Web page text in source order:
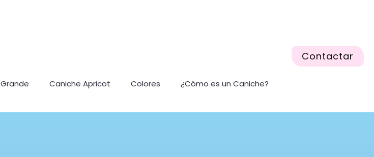
Grande Caniche Apricot Colores ¿Cómo es un Caniche?
Contactar